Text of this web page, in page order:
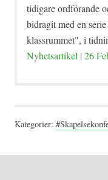
tidigare ordförande
bidragit med en
klassrummet", i
Nyhetsartikel | 26
Kategorier: